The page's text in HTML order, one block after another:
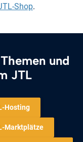
Shop.
und
JTL
Hosting
Marktplätze